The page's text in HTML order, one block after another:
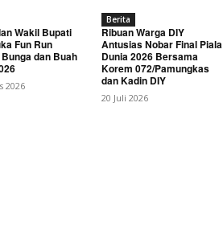
Wakil Bupati
Fun Run
dan Buah
2026
Berita
Ribuan Warga DIY
Antusias Nobar Final Piala
Dunia 2026 Bersama
Korem 072/Pamungkas
dan Kadin DIY
20 Juli 2026